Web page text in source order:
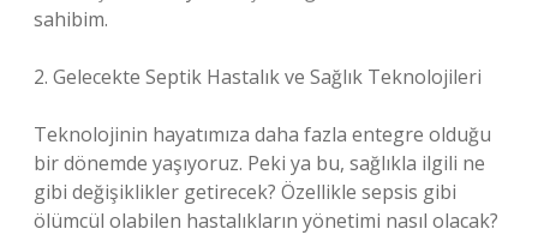
sahibim.
2. Gelecekte Septik Hastalık ve Sağlık Teknolojileri
Teknolojinin hayatımıza daha fazla entegre olduğu
bir dönemde yaşıyoruz. Peki ya bu, sağlıkla ilgili ne
gibi değişiklikler getirecek? Özellikle sepsis gibi
ölümcül olabilen hastalıkların yönetimi nasıl olacak?